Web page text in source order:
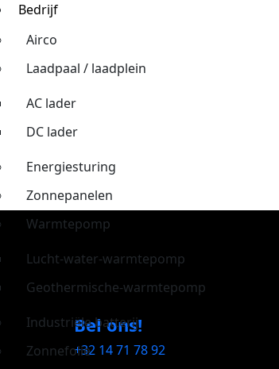
Bedrijf
Airco
Laadpaal / laadplein
AC lader
DC lader
Energiesturing
Zonnepanelen
Warmtepomp
Lucht-water-warmtepomp
Geothermische-warmtepomp
Industriële batterij
Zonnefolie
Bel ons!
+32 14 71 78 92